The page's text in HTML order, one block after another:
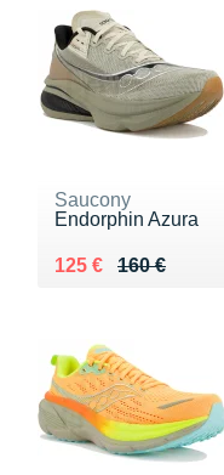
Saucony
Endorphin Azura
160 €
Au lieu de 160 €
125 €
Vendu 125 €